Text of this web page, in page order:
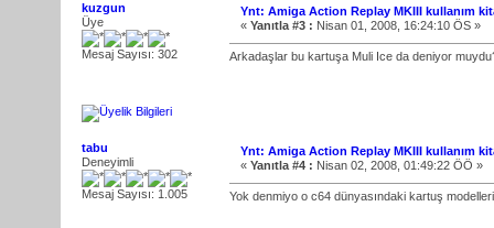
kuzgun
Üye
Mesaj Sayısı: 302
Ynt: Amiga Action Replay MKIII kullanım
« Yanıtla #3 : Nisan 01, 2008, 16:24:10 ÖS »
Arkadaşlar bu kartuşa Muli Ice da deniyor
tabu
Deneyimli
Mesaj Sayısı: 1.005
Ynt: Amiga Action Replay MKIII kullanım
« Yanıtla #4 : Nisan 02, 2008, 01:49:22 ÖÖ »
Yok denmiyo o c64 dünyasındaki kartuş modelleri